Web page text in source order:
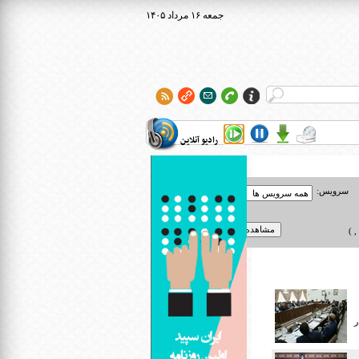
۱۴۰۵ جمعه ۱۶ مرداد
رادیو آنلاین
سرویس:
, )